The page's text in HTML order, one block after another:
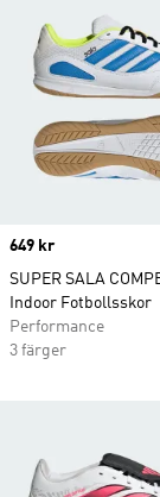
Price
649 kr
SUPER SALA
Indoor Fotbollsskor
Performance
3 färger